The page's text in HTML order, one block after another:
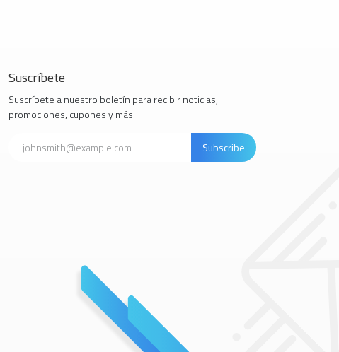
Suscríbete
Suscríbete a nuestro boletín para recibir noticias,
promociones, cupones y más
Subscribe